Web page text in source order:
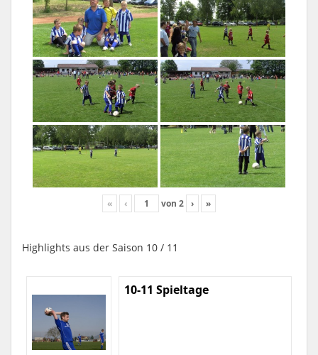
« ‹ von 2 › »
Highlights aus der Saison 10 / 11
10-11 Spieltage